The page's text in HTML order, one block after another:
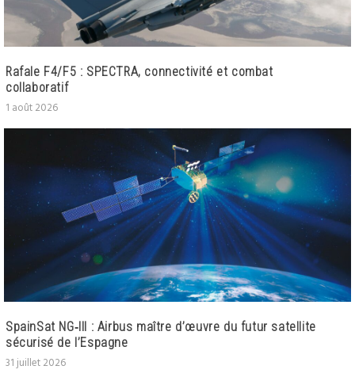
Rafale F4/F5 : SPECTRA, connectivité et combat
collaboratif
1 août 2026
SpainSat NG‑III : Airbus maître d’œuvre du futur satellite
sécurisé de l’Espagne
31 juillet 2026